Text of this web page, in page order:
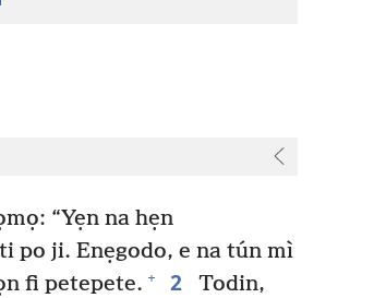
“Yẹn na hẹn
po ji. Enẹgodo, e na tún mì
fi petepete. + 2
Todin,